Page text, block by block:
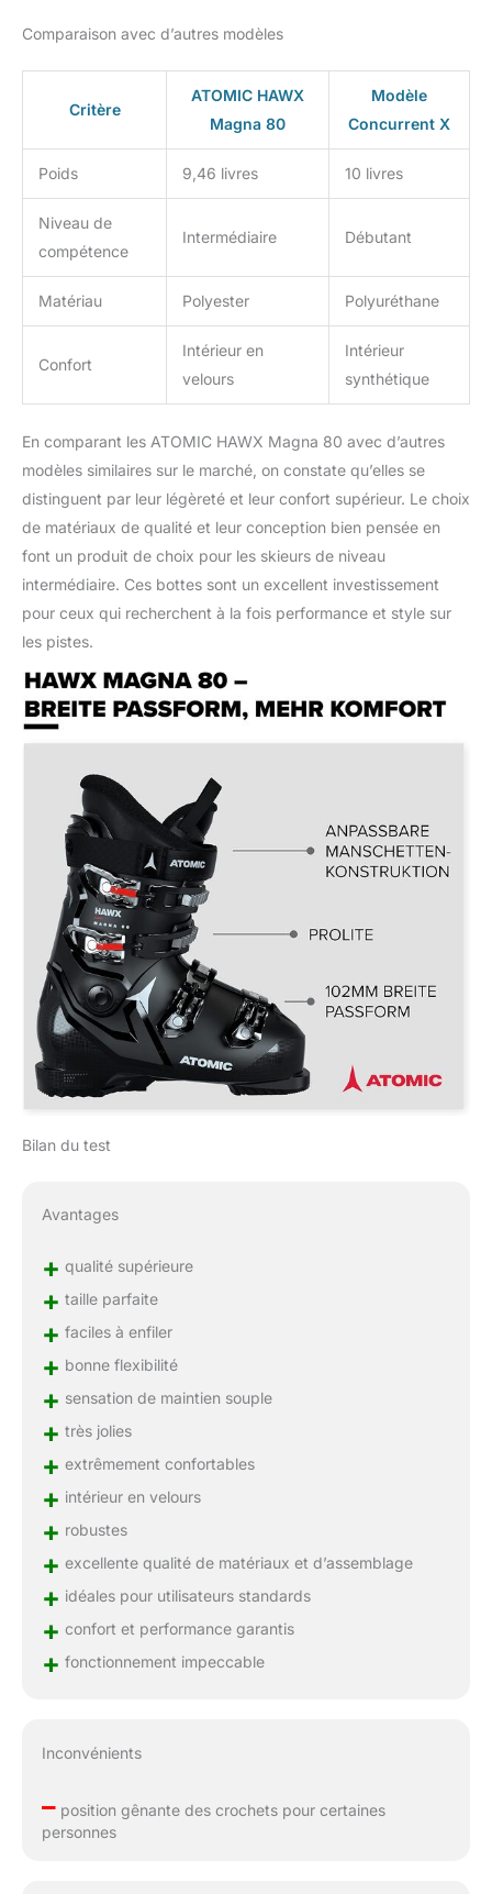
Comparaison avec d’autres modèles
Critère
ATOMIC HAWX
Magna 80
Modèle
Concurrent X
Poids 9,46 livres 10 livres
Niveau de
compétence
Intermédiaire Débutant
Matériau Polyester Polyuréthane
Confort
Intérieur en
velours
Intérieur
synthétique
En comparant les ATOMIC HAWX Magna 80 avec d’autres
modèles similaires sur le marché, on constate qu’elles se
distinguent par leur légèreté et leur confort supérieur. Le choix
de matériaux de qualité et leur conception bien pensée en
font un produit de choix pour les skieurs de niveau
intermédiaire. Ces bottes sont un excellent investissement
pour ceux qui recherchent à la fois performance et style sur
les pistes.
Bilan du test
Avantages
+ qualité supérieure
+ taille parfaite
+ faciles à enfiler
+ bonne flexibilité
+ sensation de maintien souple
+ très jolies
+ extrêmement confortables
+ intérieur en velours
+ robustes
+ excellente qualité de matériaux et d’assemblage
+ idéales pour utilisateurs standards
+ confort et performance garantis
+ fonctionnement impeccable
Inconvénients
–position gênante des crochets pour certaines
personnes